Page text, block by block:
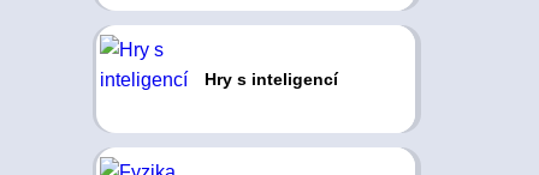
Hry s inteligencí